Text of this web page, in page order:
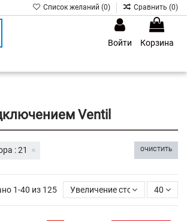
Список желаний (0) Сравнить (0)
Войти
Корзина
Ventil
ОЧИСТИТЬ
: 21
1-40 из 125 Увеличение стоимости
40